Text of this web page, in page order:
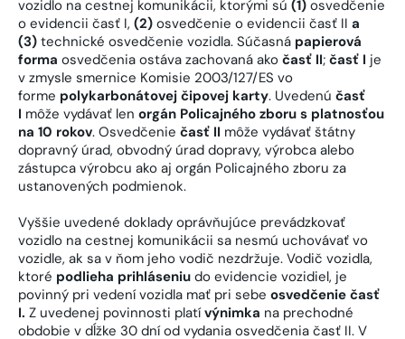
vozidlo na cestnej komunikácii, ktorými sú (1) osvedčenie
o evidencii časť I, (2) osvedčenie o evidencii časť II a
(3) technické osvedčenie vozidla. Súčasná papierová
forma osvedčenia ostáva zachovaná ako časť II; časť I je
v zmysle smernice Komisie 2003/127/ES vo
forme polykarbonátovej čipovej karty. Uvedenú časť
I môže vydávať len orgán Policajného zboru s platnosťou
na 10 rokov. Osvedčenie časť II môže vydávať štátny
dopravný úrad, obvodný úrad dopravy, výrobca alebo
zástupca výrobcu ako aj orgán Policajného zboru za
ustanovených podmienok.
Vyššie uvedené doklady oprávňujúce prevádzkovať
vozidlo na cestnej komunikácii sa nesmú uchovávať vo
vozidle, ak sa v ňom jeho vodič nezdržuje. Vodič vozidla,
ktoré podlieha prihláseniu do evidencie vozidiel, je
povinný pri vedení vozidla mať pri sebe osvedčenie časť
I. Z uvedenej povinnosti platívýnimka na prechodné
obdobie v dĺžke 30 dní od vydania osvedčenia časť II. V